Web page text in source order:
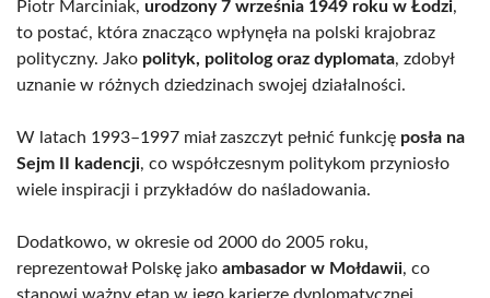
Piotr Marciniak, urodzony 7 września 1949 roku w Łodzi,
to postać, która znacząco wpłynęła na polski krajobraz
polityczny. Jako polityk, politolog oraz dyplomata, zdobył
uznanie w różnych dziedzinach swojej działalności.
W latach 1993–1997 miał zaszczyt pełnić funkcję posła na
Sejm II kadencji, co współczesnym politykom przyniosło
wiele inspiracji i przykładów do naśladowania.
Dodatkowo, w okresie od 2000 do 2005 roku,
reprezentował Polskę jako ambasador w Mołdawii, co